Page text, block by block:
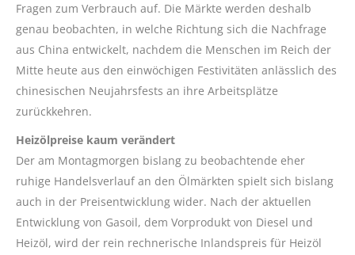
Fragen zum Verbrauch auf. Die Märkte werden deshalb
genau beobachten, in welche Richtung sich die Nachfrage
aus China entwickelt, nachdem die Menschen im Reich der
Mitte heute aus den einwöchigen Festivitäten anlässlich des
chinesischen Neujahrsfests an ihre Arbeitsplätze
zurückkehren.
Heizölpreise kaum verändert
Der am Montagmorgen bislang zu beobachtende eher
ruhige Handelsverlauf an den Ölmärkten spielt sich bislang
auch in der Preisentwicklung wider. Nach der aktuellen
Entwicklung von Gasoil, dem Vorprodukt von Diesel und
Heizöl, wird der rein rechnerische Inlandspreis für Heizöl